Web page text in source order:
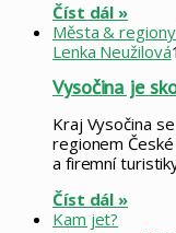
Číst dál »
Města & regiony
Lenka Neužilová
Vysočina je
Kraj Vysočina
regionem
a firemní
Číst dál »
Kam jet?